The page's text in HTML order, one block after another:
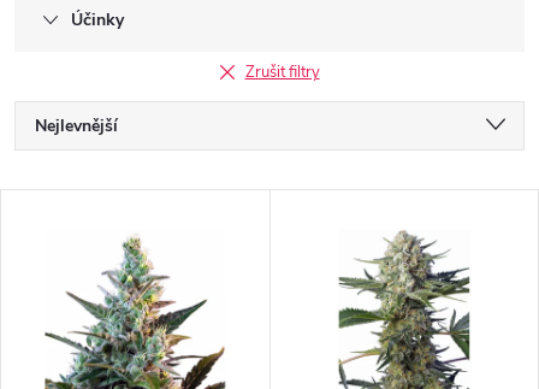
Účinky
Zrušit filtry
Ř
a
Nejlevnější
Abecedně